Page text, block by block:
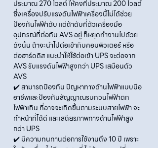
ประมาณ 270 โวลต์ ให้คงที่ประมาณ 200 โวลต์
ซึ่งเครื่องปรับแรงดันไฟฟ้าเครื่องนี้ไม่ได้ช่วย
ป้องกันไฟฟ้าดับ แต่ถ้าดับที่ตัวเครื่องมือ
อุปกรณ์ที่ต่อกับ AVS อยู่ ก็หยุดทำงานไปด้วย
ดังนั้น ถ้าจะนำไปต่อเข้ากับคอมพิวเตอร์ หรือ
ต่อฮาร์ดดิส แนะนำให้ใช้ต่อเข้า UPS จะต่อจาก
AVS รับแรงดันไฟฟ้าสูงกว่า UPS เสมือนตัว
AVS
✔️ สามารถป้องกัน ปัญหาทางด้านไฟฟ้าแบบมือ
อาชีพและป้องกันสัญญาณรบกวนไฟฟ้าตก
ไฟฟ้าเกิน ที่อาจจะเกิดขึ้นตามระบบสายไฟฟ้า จะ
ทำหน้าที่ได้ดี และเสถียรภาพทางด้านไฟฟ้าสูง
กว่า UPS
✔️ มีความทนทานต่อการใช้งานถึง 10 ปี เพราะ